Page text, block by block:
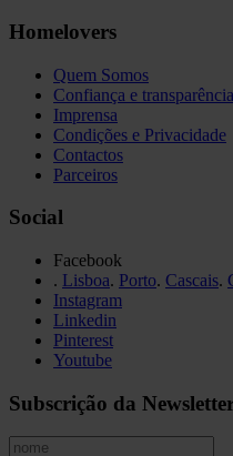
Homelovers
Quem Somos
Confiança e transparência
Imprensa
Condições e Privacidade
Contactos
Parceiros
Social
Facebook
. Lisboa. Porto. Cascais.
Instagram
Linkedin
Pinterest
Youtube
Subscrição da